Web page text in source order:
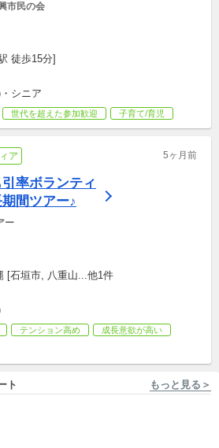
市民の会
徒歩15分]
シニア
世代を超えた参加歓迎 子育て/育児
ア 5ヶ月前
率ボランティ
間ツアー♪
ー
[石垣市, 八重山...他1件
テンション高め
成長意欲が高い
ト もっと見る＞